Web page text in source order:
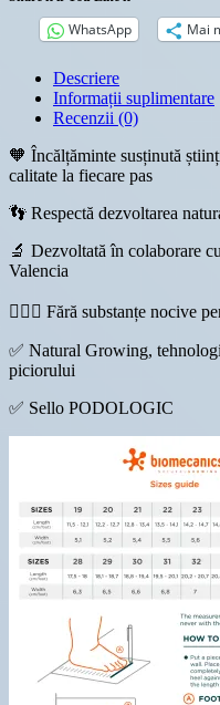
WhatsApp Mai
Descriere
Informații suplimentare
Recenzii (0)
🧡 Încălțăminte susținută
calitate la fiecare pas
👣 Respectă dezvoltarea
🔬 Dezvoltată în colaborare
Valencia
👩🏼‍⚕️ Fără substanțe nocive
✅ Natural Growing,
piciorului
✅ Sello PODOLOGIC